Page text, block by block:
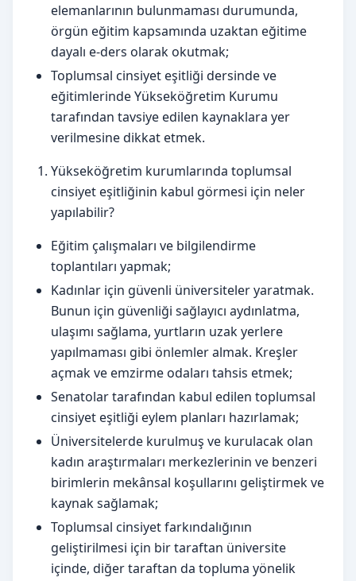
elemanlarının bulunmaması durumunda,
örgün eğitim kapsamında uzaktan eğitime
dayalı e-ders olarak okutmak;
Toplumsal cinsiyet eşitliği dersinde ve
eğitimlerinde Yükseköğretim Kurumu
tarafından tavsiye edilen kaynaklara yer
verilmesine dikkat etmek.
Yükseköğretim kurumlarında toplumsal
cinsiyet eşitliğinin kabul görmesi için neler
yapılabilir?
Eğitim çalışmaları ve bilgilendirme
toplantıları yapmak;
Kadınlar için güvenli üniversiteler yaratmak.
Bunun için güvenliği sağlayıcı aydınlatma,
ulaşımı sağlama, yurtların uzak yerlere
yapılmaması gibi önlemler almak. Kreşler
açmak ve emzirme odaları tahsis etmek;
Senatolar tarafından kabul edilen toplumsal
cinsiyet eşitliği eylem planları hazırlamak;
Üniversitelerde kurulmuş ve kurulacak olan
kadın araştırmaları merkezlerinin ve benzeri
birimlerin mekânsal koşullarını geliştirmek ve
kaynak sağlamak;
Toplumsal cinsiyet farkındalığının
geliştirilmesi için bir taraftan üniversite
içinde, diğer taraftan da topluma yönelik